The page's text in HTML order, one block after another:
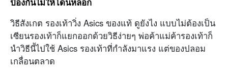
วิธีสังเกต รองเท้าวิ่ง Asics ของแท้ ดูยังไง แบบไม่ต้องเป็น
เซียนรองเท้าก็แยกออกด้วยวิธีง่ายๆ พ่อค้าแม่ค้ารองเท้าก็
นำวิธีนี้ไปใช้ Asics รองเท้าที่กำลังมาแรง แต่ของปลอม
เกลื่อนตลาด